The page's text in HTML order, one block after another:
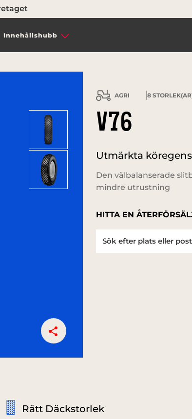
Innehållshubb
AGRI 8
V76
Utmärkta
Den välbalanserade
mindre utrustning
HITTA EN
Rätt Däckstorlek